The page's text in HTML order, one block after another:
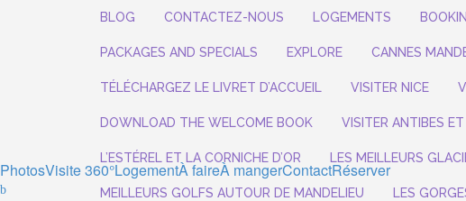
PhotosVisite 360°LogementÀ faireÀ mangerContactRéserver
BLOG CONTACTEZ-NOUS LOGEMENTS
PACKAGES AND SPECIALS EXPLORE CANNES
TÉLÉCHARGEZ LE LIVRET D’ACCUEIL VISITER NICE
DOWNLOAD THE WELCOME BOOK VISITER ANTIBES
L’ESTÉREL ET LA CORNICHE D’OR LES MEILLEURS
MEILLEURS GOLFS AUTOUR DE MANDELIEU LES